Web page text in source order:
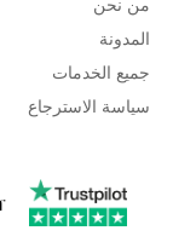
من نحن
المدونة
جميع الخدمات
سياسة الاسترجاع